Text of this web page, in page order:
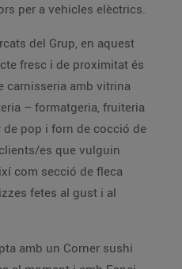
per a vehicles elèctrics.
del Grup, en aquest
fresc i de proximitat és
carnisseria amb vitrina
– formatgeria, fruiteria
pop i forn de cocció de
es que vulguin
com secció de fleca
fetes al gust i al
amb un Corner sushi